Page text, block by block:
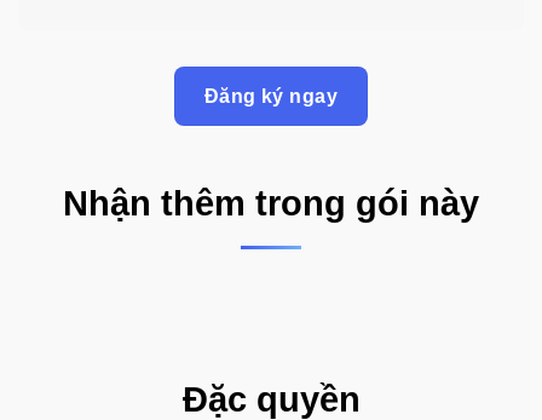
Đăng ký ngay
Nhận thêm trong gói này
Đặc quyền